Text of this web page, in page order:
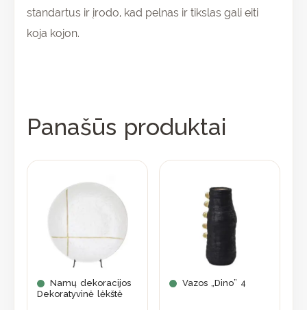
standartus ir įrodo, kad pelnas ir tikslas gali eiti
koja kojon.
Panašūs produktai
Namų dekoracijos
Dekoratyvinė lėkštė
Vazos „Dino” 4